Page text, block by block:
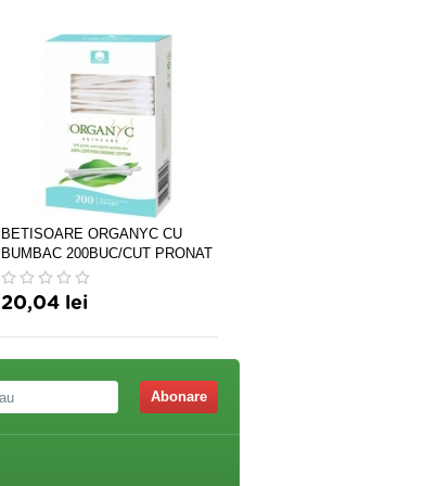
BETISOARE ORGANYC CU
BUMBAC 200BUC/CUT PRONAT
20,04 lei
Abonare